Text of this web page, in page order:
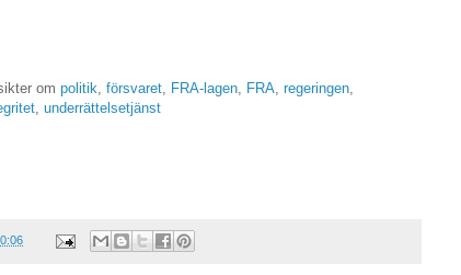
om politik, försvaret, FRA-lagen, FRA, regeringen,
, underrättelsetjänst